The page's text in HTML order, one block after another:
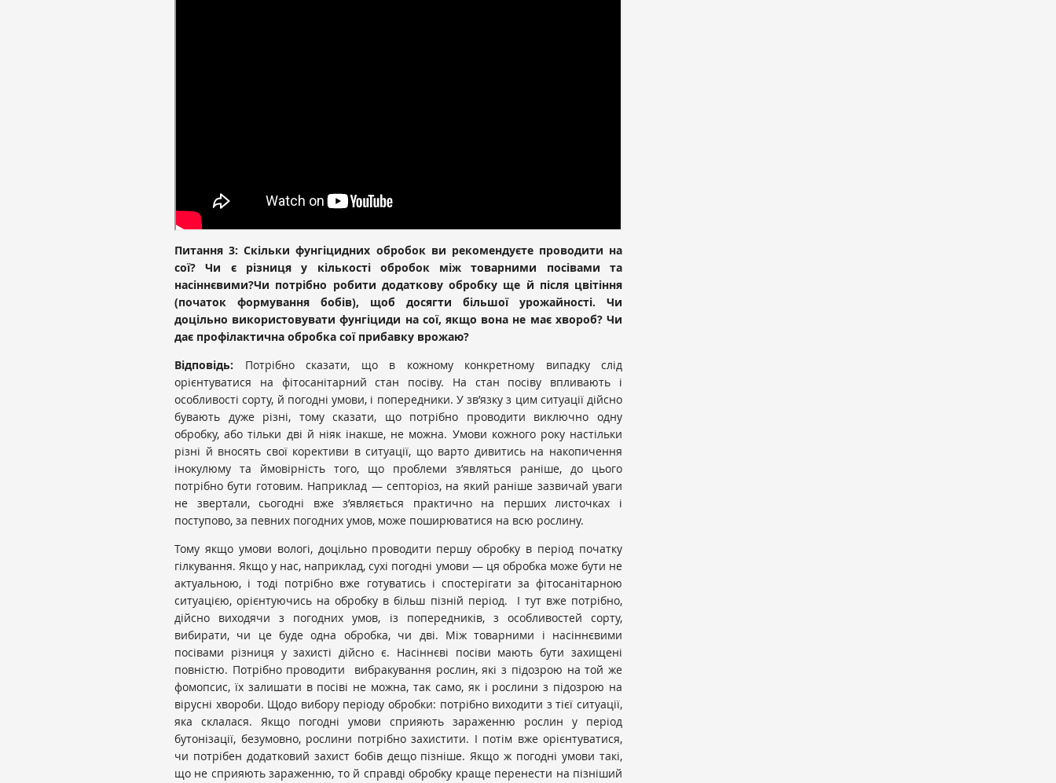
Питання 3: Скільки фунгіцидних обробок ви рекомендуєте проводити на
сої? Чи є різниця у кількості обробок між товарними посівами та
насіннєвими?Чи потрібно робити додаткову обробку ще й після цвітіння
(початок формування бобів), щоб досягти більшої урожайності. Чи
доцільно використовувати фунгіциди на сої, якщо вона не має хвороб? Чи
дає профілактична обробка сої прибавку врожаю?
Відповідь: Потрібно сказати, що в кожному конкретному випадку слід
орієнтуватися на фітосанітарний стан посіву. На стан посіву впливають і
особливості сорту, й погодні умови, і попередники. У зв’язку з цим ситуації дійсно
бувають дуже різні, тому сказати, що потрібно проводити виключно одну
обробку, або тільки дві й ніяк інакше, не можна. Умови кожного року настільки
різні й вносять свої корективи в ситуації, що варто дивитись на накопичення
інокулюму та ймовірність того, що проблеми з’являться раніше, до цього
потрібно бути готовим. Наприклад — септоріоз, на який раніше зазвичай уваги
не звертали, сьогодні вже з’являється практично на перших листочках і
поступово, за певних погодних умов, може поширюватися на всю рослину.
Тому якщо умови вологі, доцільно проводити першу обробку в період початку
гілкування. Якщо у нас, наприклад, сухі погодні умови — ця обробка може бути не
актуальною, і тоді потрібно вже готуватись і спостерігати за фітосанітарною
ситуацією, орієнтуючись на обробку в більш пізній період. І тут вже потрібно,
дійсно виходячи з погодних умов, із попередників, з особливостей сорту,
вибирати, чи це буде одна обробка, чи дві. Між товарними і насіннєвими
посівами різниця у захисті дійсно є. Насіннєві посіви мають бути захищені
повністю. Потрібно проводити вибракування рослин, які з підозрою на той же
фомопсис, їх залишати в посіві не можна, так само, як і рослини з підозрою на
вірусні хвороби. Щодо вибору періоду обробки: потрібно виходити з тієї ситуації,
яка склалася. Якщо погодні умови сприяють зараженню рослин у період
бутонізації, безумовно, рослини потрібно захистити. І потім вже орієнтуватися,
чи потрібен додатковий захист бобів дещо пізніше. Якщо ж погодні умови такі,
що не сприяють зараженню, то й справді обробку краще перенести на пізніший